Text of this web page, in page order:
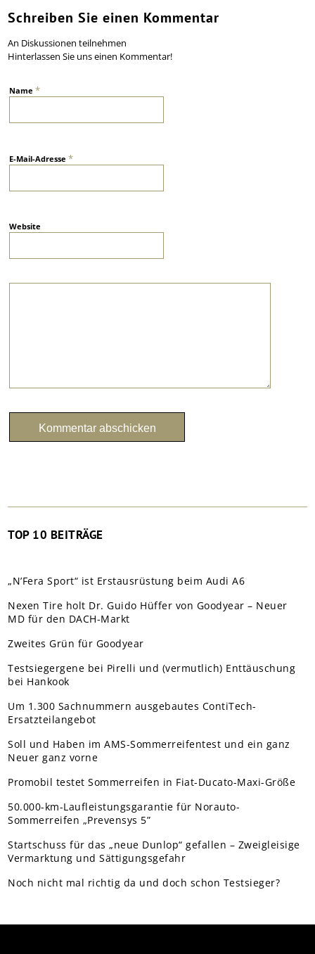
Schreiben Sie einen Kommentar
An Diskussionen teilnehmen
Hinterlassen Sie uns einen Kommentar!
Name*
E-Mail-Adresse*
Website
TOP 10 BEITRÄGE
„N’Fera Sport“ ist Erstausrüstung beim Audi A6
Nexen Tire holt Dr. Guido Hüffer von Goodyear – Neuer
MD für den DACH-Markt
Zweites Grün für Goodyear
Testsiegergene bei Pirelli und (vermutlich) Enttäuschung
bei Hankook
Um 1.300 Sachnummern ausgebautes ContiTech-
Ersatzteilangebot
Soll und Haben im AMS-Sommerreifentest und ein ganz
Neuer ganz vorne
Promobil testet Sommerreifen in Fiat-Ducato-Maxi-Größe
50.000-km-Laufleistungsgarantie für Norauto-
Sommerreifen „Prevensys 5”
Startschuss für das „neue Dunlop“ gefallen – Zweigleisige
Vermarktung und Sättigungsgefahr
Noch nicht mal richtig da und doch schon Testsieger?